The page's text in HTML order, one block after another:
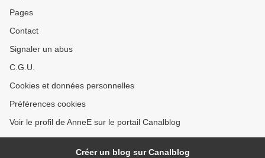
Pages
Contact
Signaler un abus
C.G.U.
Cookies et données personnelles
Préférences cookies
Voir le profil de AnneE sur le portail Canalblog
Créer un blog sur Canalblog